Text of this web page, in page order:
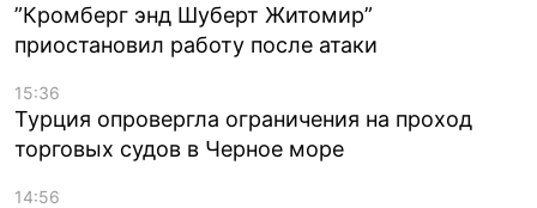
”Кромберг энд Шуберт Житомир”
приостановил работу после атаки
15:36
Турция опровергла ограничения на проход
торговых судов в Черное море
14:56